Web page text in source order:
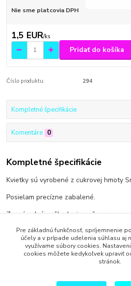
Nie sme platcovia DPH
1,5 EUR/ks
Pridať do košíka
Číslo produktu: 294
Kompletné špecifikácie
Komentáre 0
Kompletné špecifikácie
Kvietky sú vyrobené z cukrovej hmoty
Posielam precízne zabalené.
Za prípadné poškodenie počas
Tovar zaradený v kategóriách
Pre základnú funkčnosť, spríjemnenie
účely a v prípade udelenia súhlasu aj
využívame súbory cookies.
cookies môžete kedykoľvek upraviť
stránok.